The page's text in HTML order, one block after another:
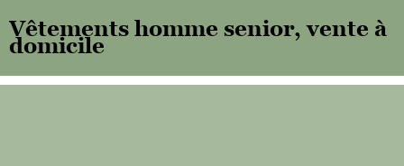
Vêtements homme senior, vente à
domicile